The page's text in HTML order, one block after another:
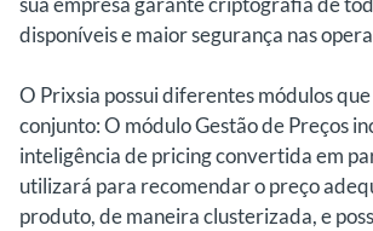
disponíveis e maior segurança nas
O Prixsia possui diferentes módulos
conjunto: O módulo Gestão de Preços
inteligência de pricing convertida em
utilizará para recomendar o preço
produto, de maneira clusterizada, e